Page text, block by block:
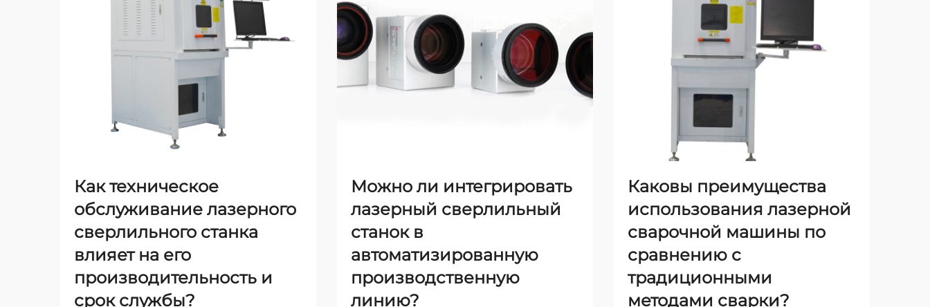
Как техническое
обслуживание лазерного
сверлильного станка
влияет на его
производительность и
срок службы?
Можно ли интегрировать
лазерный сверлильный
станок в
автоматизированную
производственную
линию?
Каковы преимущества
использования лазерной
сварочной машины по
сравнению с
традиционными
методами сварки?